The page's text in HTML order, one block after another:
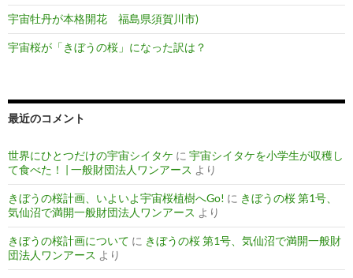
宇宙牡丹が本格開花 福島県須賀川市)
宇宙桜が「きぼうの桜」になった訳は？
最近のコメント
世界にひとつだけの宇宙シイタケ に 宇宙シイタケを小学生が収穫し
て食べた！ | 一般財団法人ワンアース より
きぼうの桜計画、いよいよ宇宙桜植樹へGo! に きぼうの桜 第1号、
気仙沼で満開一般財団法人ワンアース より
きぼうの桜計画について に きぼうの桜 第1号、気仙沼で満開一般財
団法人ワンアース より